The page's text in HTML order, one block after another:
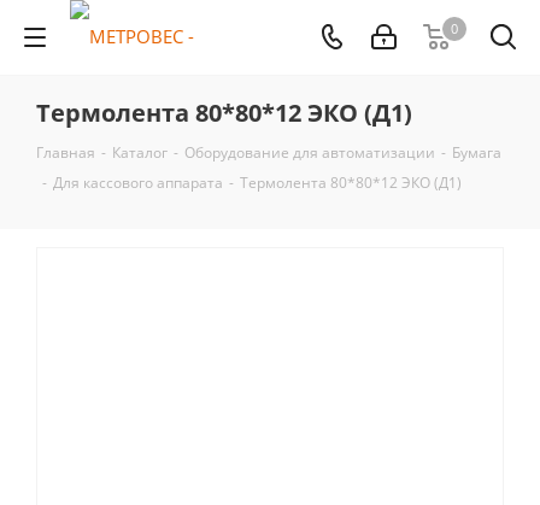
0
Термолента 80*80*12 ЭКО (Д1)
Главная - Каталог - Оборудование для автоматизации - Бумага
- Для кассового аппарата - Термолента 80*80*12 ЭКО (Д1)